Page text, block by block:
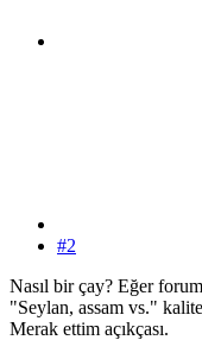
#2
Nasıl bir çay? Eğer
"Seylan, assam vs."
Merak ettim açıkçası.